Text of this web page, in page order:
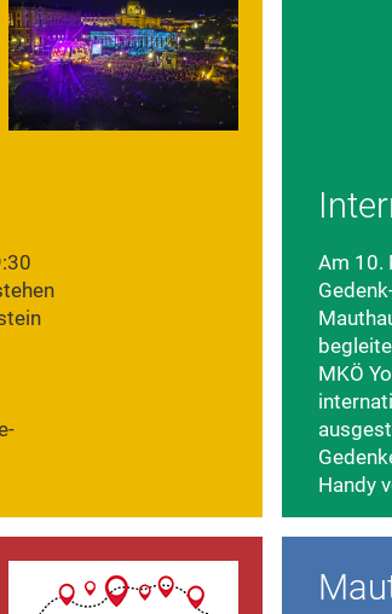
Am 10.
MKÖ
Handy